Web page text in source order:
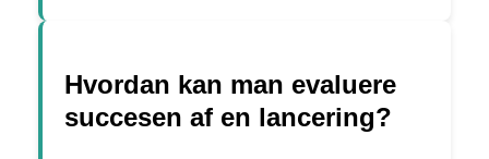
Hvordan kan man evaluere
succesen af en lancering?